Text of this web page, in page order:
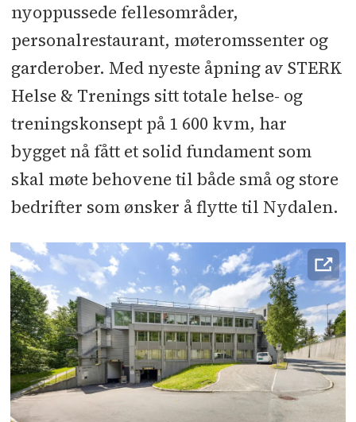
nyoppussede fellesområder,
personalrestaurant, møteromssenter og
garderober. Med nyeste åpning av STERK
Helse & Trenings sitt totale helse- og
treningskonsept på 1 600 kvm, har
bygget nå fått et solid fundament som
skal møte behovene til både små og store
bedrifter som ønsker å flytte til Nydalen.